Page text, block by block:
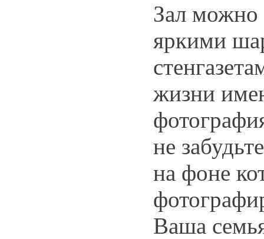
Зал
яркими
жизни
не
на фоне
Ваша